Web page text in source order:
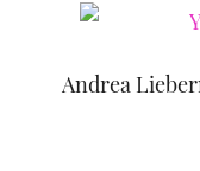
Andrea